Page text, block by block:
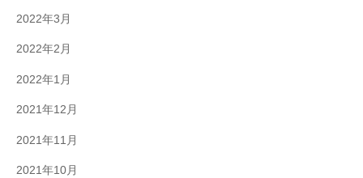
2022年3月
2022年2月
2022年1月
2021年12月
2021年11月
2021年10月